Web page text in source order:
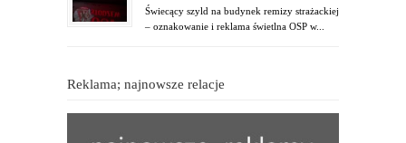
Świecący szyld na budynek remizy strażackiej
– oznakowanie i reklama świetlna OSP w...
Reklama; najnowsze relacje